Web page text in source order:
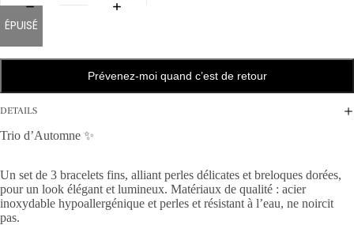
ÉPUISÉ
Prévenez‑moi quand c’est de retour
DETAILS
Trio d’Automne ✨
Un set de 3 bracelets fins, alliant perles délicates et breloques dorées,
pour un look élégant et lumineux. Matériaux de qualité : acier
inoxydable hypoallergénique et perles et résistant à l’eau, ne noircit
pas.